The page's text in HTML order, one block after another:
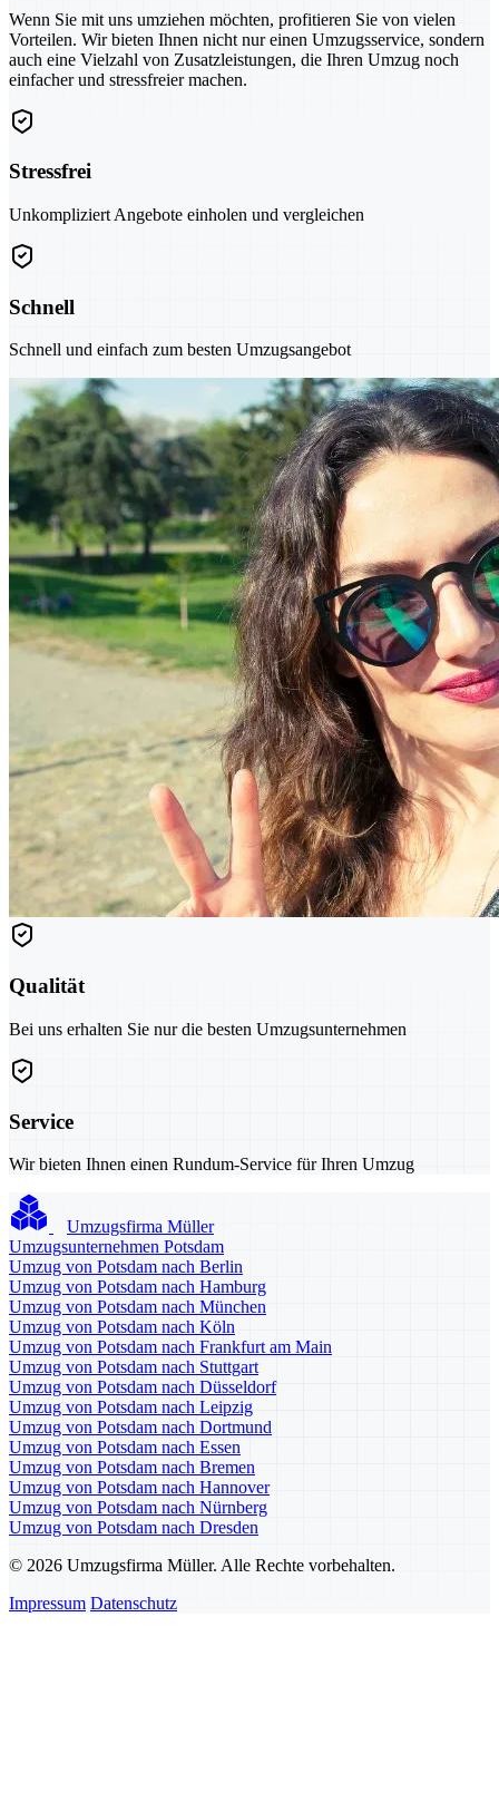
Wenn Sie mit uns umziehen möchten, profitieren Sie von vielen
Vorteilen. Wir bieten Ihnen nicht nur einen Umzugsservice, sondern
auch eine Vielzahl von Zusatzleistungen, die Ihren Umzug noch
einfacher und stressfreier machen.
Stressfrei
Unkompliziert Angebote einholen und vergleichen
Schnell
Schnell und einfach zum besten Umzugsangebot
Qualität
Bei uns erhalten Sie nur die besten Umzugsunternehmen
Service
Wir bieten Ihnen einen Rundum-Service für Ihren Umzug
Umzugsfirma Müller
Umzugsunternehmen Potsdam
Umzug von Potsdam nach Berlin
Umzug von Potsdam nach Hamburg
Umzug von Potsdam nach München
Umzug von Potsdam nach Köln
Umzug von Potsdam nach Frankfurt am Main
Umzug von Potsdam nach Stuttgart
Umzug von Potsdam nach Düsseldorf
Umzug von Potsdam nach Leipzig
Umzug von Potsdam nach Dortmund
Umzug von Potsdam nach Essen
Umzug von Potsdam nach Bremen
Umzug von Potsdam nach Hannover
Umzug von Potsdam nach Nürnberg
Umzug von Potsdam nach Dresden
© 2026 Umzugsfirma Müller. Alle Rechte vorbehalten.
Impressum Datenschutz